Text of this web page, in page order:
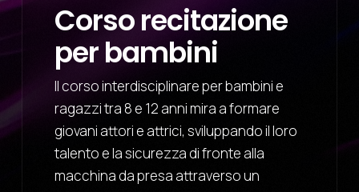
Corso recitazione
per bambini
Il corso interdisciplinare per bambini e
ragazzi tra 8 e 12 anni mira a formare
giovani attori e attrici, sviluppando il loro
talento e la sicurezza di fronte alla
macchina da presa attraverso un